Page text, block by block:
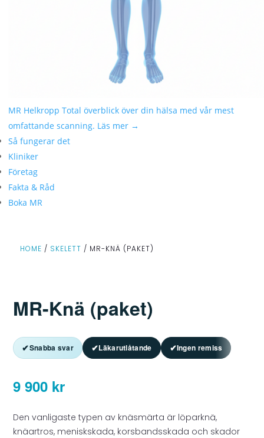
MR Helkropp Total överblick över din hälsa med vår mest
omfattande scanning. Läs mer →
Så fungerar det
Kliniker
Företag
Fakta & Råd
Boka MR
HOME / SKELETT / MR-KNÄ (PAKET)
MR-Knä (paket)
✔Snabba svar ✔Läkarutlåtande ✔Ingen remiss
9 900 kr
Den vanligaste typen av knäsmärta är löparknä,
knäartros, meniskskada, korsbandsskada och skador